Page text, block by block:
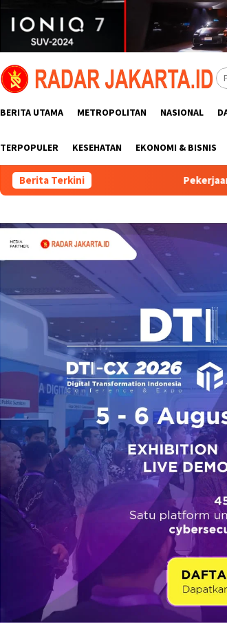
BERITA UTAMA METROPOLITAN NASIONAL
TERPOPULER KESEHATAN EKONOMI & BISNIS
Berita TerkiniPekerjaan Rabat Jalan Beton